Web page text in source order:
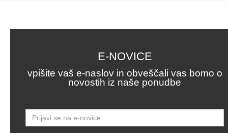
E-NOVICE
vpišite vaš e-naslov in obveščali vas bomo o
novostih iz naše ponudbe